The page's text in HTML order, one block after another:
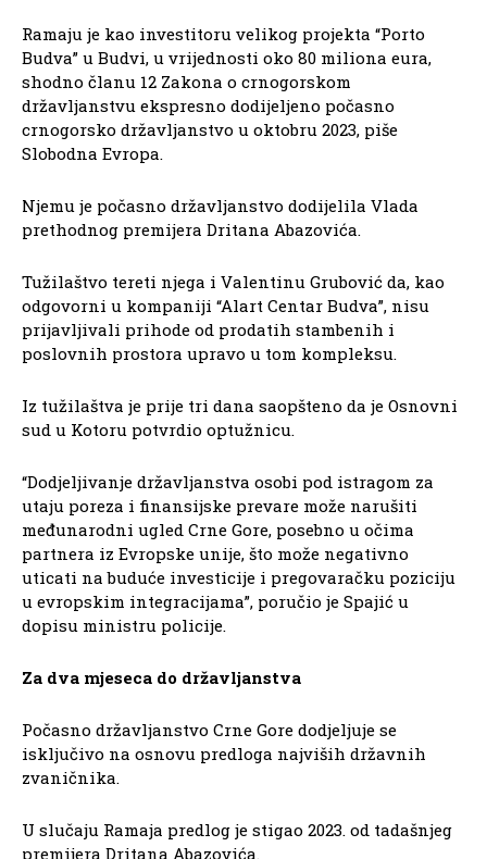
Ramaju je kao investitoru velikog projekta “Porto
Budva” u Budvi, u vrijednosti oko 80 miliona eura,
shodno članu 12 Zakona o crnogorskom
državljanstvu ekspresno dodijeljeno počasno
crnogorsko državljanstvo u oktobru 2023, piše
Slobodna Evropa.
Njemu je počasno državljanstvo dodijelila Vlada
prethodnog premijera Dritana Abazovića.
Tužilaštvo tereti njega i Valentinu Grubović da, kao
odgovorni u kompaniji “Alart Centar Budva”, nisu
prijavljivali prihode od prodatih stambenih i
poslovnih prostora upravo u tom kompleksu.
Iz tužilaštva je prije tri dana saopšteno da je Osnovni
sud u Kotoru potvrdio optužnicu.
“Dodjeljivanje državljanstva osobi pod istragom za
utaju poreza i finansijske prevare može narušiti
međunarodni ugled Crne Gore, posebno u očima
partnera iz Evropske unije, što može negativno
uticati na buduće investicije i pregovaračku poziciju
u evropskim integracijama”, poručio je Spajić u
dopisu ministru policije.
Za dva mjeseca do državljanstva
Počasno državljanstvo Crne Gore dodjeljuje se
isključivo na osnovu predloga najviših državnih
zvaničnika.
U slučaju Ramaja predlog je stigao 2023. od tadašnjeg
premijera Dritana Abazovića.